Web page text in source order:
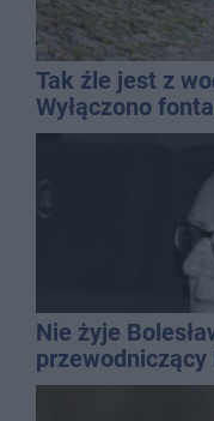
Tak źle jest z
Wyłączono
dolewkę
Nie żyje
dyrektor SP 14